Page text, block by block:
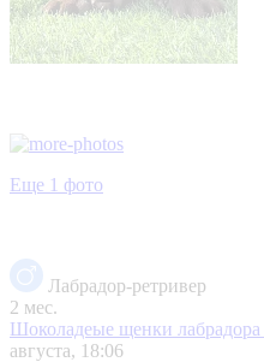
Еще 1 фото
Лабрадор-ретривер
2 мес.
Шоколадеые щенки лабрадора
августа, 18:06